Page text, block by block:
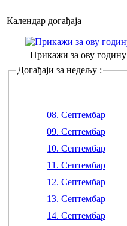
Календар догађаја
Прикажи за ову годину
Догађаји за недељу :
08. Септембар
09. Септембар
10. Септембар
11. Септембар
12. Септембар
13. Септембар
14. Септембар